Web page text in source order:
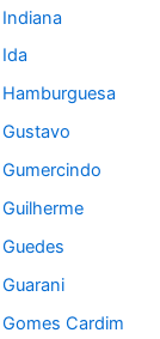
Cardim